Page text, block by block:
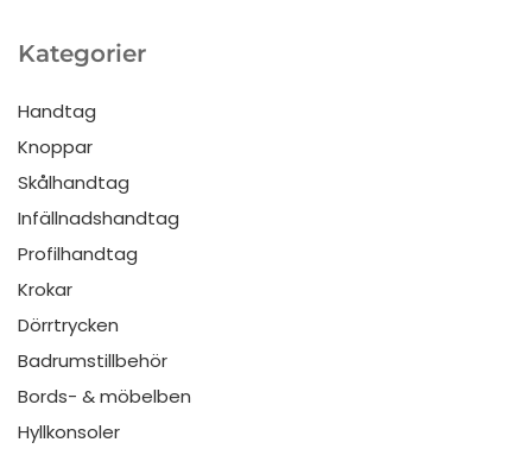
Kategorier
Handtag
Knoppar
Skålhandtag
Infällnadshandtag
Profilhandtag
Krokar
Dörrtrycken
Badrumstillbehör
Bords- & möbelben
Hyllkonsoler